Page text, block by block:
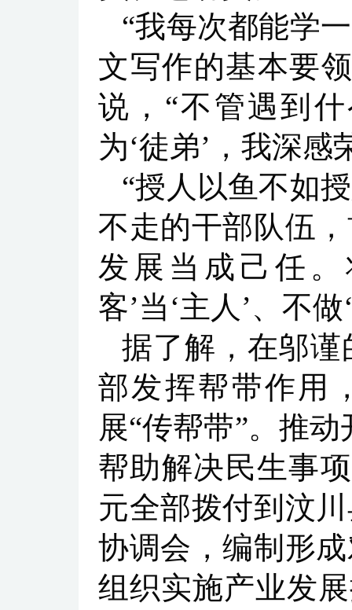
“我每次都能学
文写作的基本要
说，“不管遇到
为‘徒弟’，我深感
“授人以鱼不如
不走的干部队伍
发展当成己任。
客’当‘主人’、不
据了解，在邬
部发挥帮带作用
展“传帮带”。推
帮助解决民生事
元全部拨付到汶
协调会，编制形
组织实施产业发